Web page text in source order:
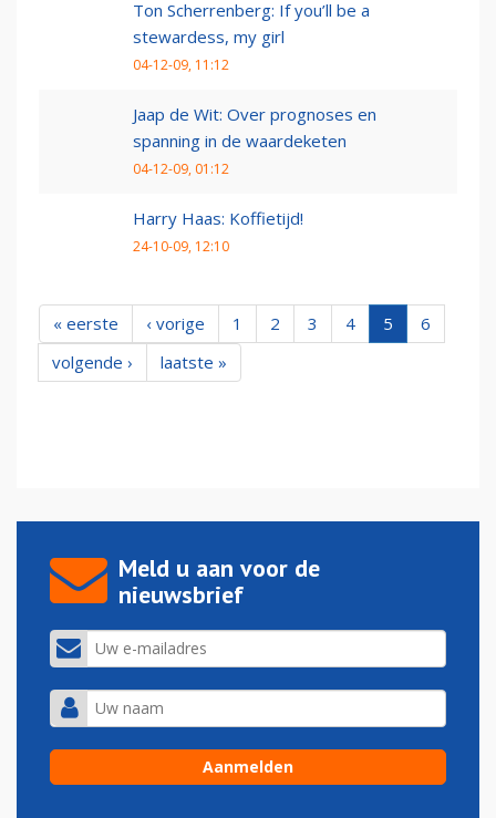
Ton Scherrenberg: If you’ll be a
stewardess, my girl
04-12-09, 11:12
Jaap de Wit: Over prognoses en
spanning in de waardeketen
04-12-09, 01:12
Harry Haas: Koffietijd!
24-10-09, 12:10
« eerste ‹ vorige 1 2 3 4 5
6
volgende ›
laatste »
Meld u aan voor de
nieuwsbrief